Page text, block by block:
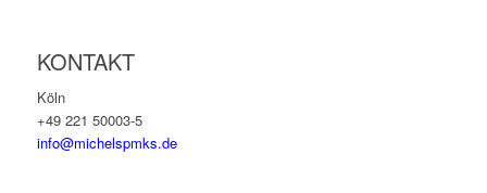
KONTAKT
Köln
+49 221 50003-5
info@michelspmks.de